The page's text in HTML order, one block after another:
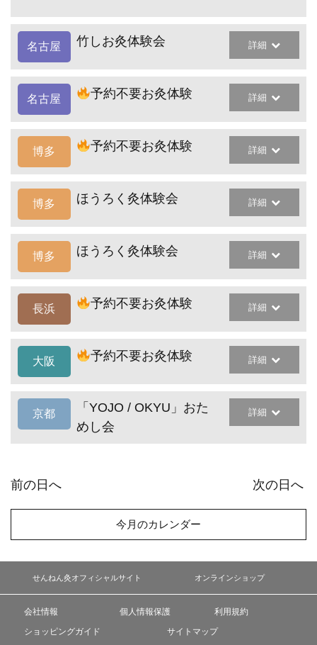
名古屋 竹しお灸体験会 詳細
名古屋 予約不要お灸体験 詳細
博多 予約不要お灸体験 詳細
博多 ほうろく灸体験会 詳細
博多 ほうろく灸体験会 詳細
長浜 予約不要お灸体験 詳細
大阪 予約不要お灸体験 詳細
京都
「YOJO / OKYU」おた
めし会
詳細
前の日へ 次の日へ
今月のカレンダー
せんねん灸オフィシャルサイト オンラインショップ
会社情報 個人情報保護
利用規約
ショッピングガイド
サイトマップ